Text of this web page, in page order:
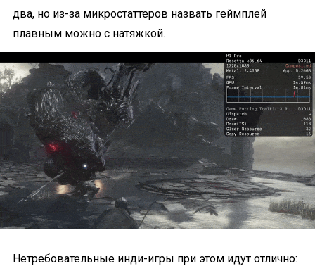
два, но из-за микростаттеров назвать геймплей
плавным можно с натяжкой.
Нетребовательные инди-игры при этом идут отлично: